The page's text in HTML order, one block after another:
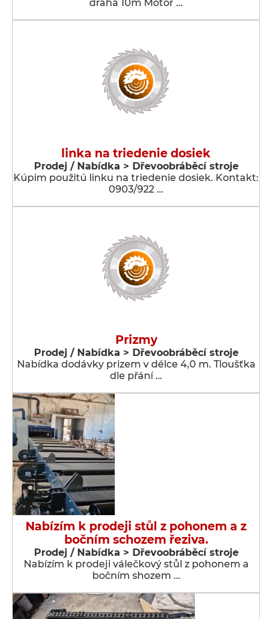
dráha 10m Motor …
linka na triedenie dosiek
Prodej / Nabídka > Dřevoobráběcí stroje
Kúpim použitú linku na triedenie dosiek. Kontakt:
0903/922 …
Prizmy
Prodej / Nabídka > Dřevoobráběcí stroje
Nabídka dodávky prizem v délce 4,0 m. Tloušťka
dle přání …
Nabízím k prodeji stůl z pohonem a z
bočním schozem řeziva.
Prodej / Nabídka > Dřevoobráběcí stroje
Nabízím k prodeji válečkový stůl z pohonem a
bočním shozem …